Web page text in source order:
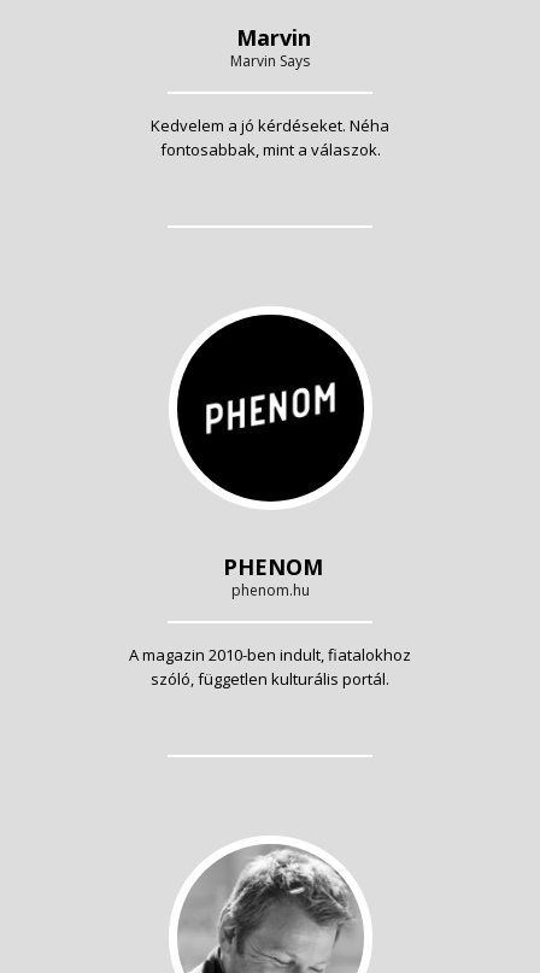
Marvin
Marvin Says
Kedvelem a jó kérdéseket. Néha
fontosabbak, mint a válaszok.
PHENOM
phenom.hu
A magazin 2010-ben indult, fiatalokhoz
szóló, független kulturális portál.